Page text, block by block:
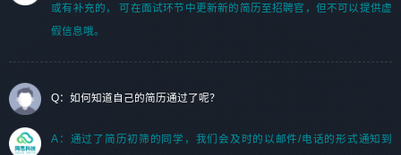
或有补充的， 可在面试环节中更新新的简历至招聘官，但不可以提供虚
假信息哦。
Q：如何知道自己的简历通过了呢？
A：通过了简历初筛的同学，我们会及时的以邮件/电话的形式通知到